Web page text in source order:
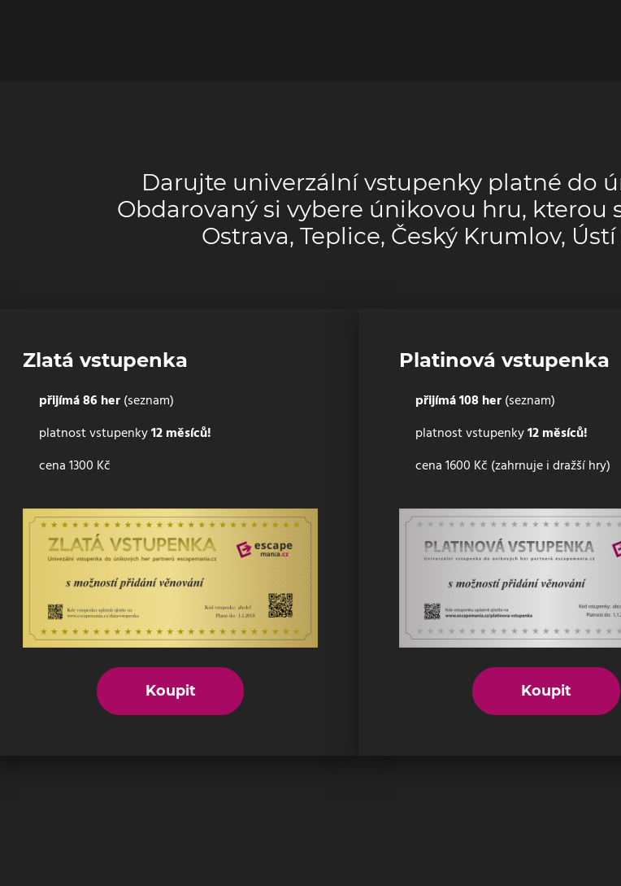
Darujte univerzální vstupenky platné do
Obdarovaný si vybere únikovou hru, kterou
Ostrava, Teplice, Český Krumlov,
Zlatá vstupenka
přijímá 86 her(seznam)
platnost vstupenky12 měsíců!
cena 1300 Kč
Koupit
Platinová vstupenka
přijímá 108 her (seznam)
platnost vstupenky12 měsíců!
cena 1600 Kč (zahrnuje i dražší hry)
Koupit